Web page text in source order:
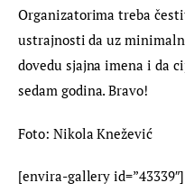
Organizatorima treba
ustrajnosti da uz
dovedu sjajna imena i da
sedam godina. Bravo!
Foto: Nikola Knežević
[envira-gallery id=”43339″]